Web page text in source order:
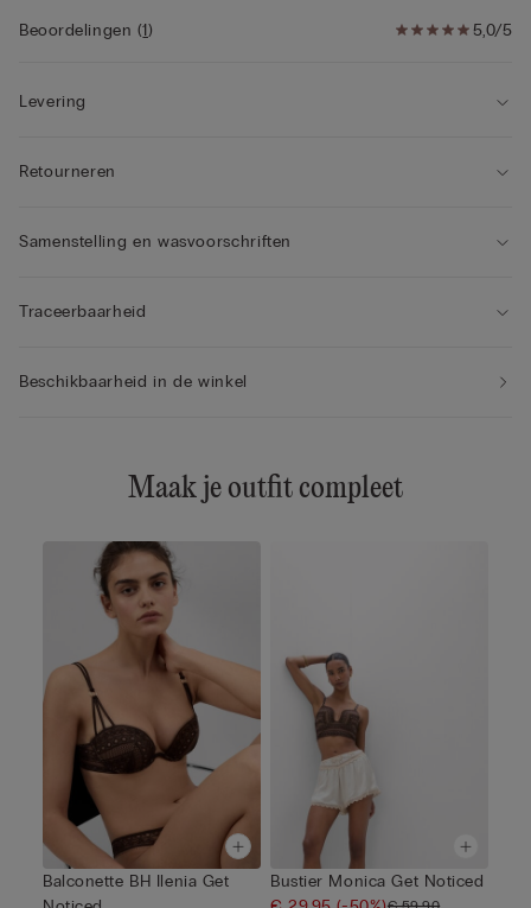
5,0/5
Beoordelingen (1)
Levering
Retourneren
Samenstelling en wasvoorschriften
Traceerbaarheid
Beschikbaarheid in de winkel
Maak je outfit compleet
Balconette BH Ilenia Get
Bustier Monica Get Noticed